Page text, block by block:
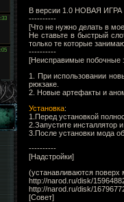
В версии 1.0 НОВАЯ
----------
[Что не нужно делать в
Не ставьте в быстрый
только те которые
----------
[Неисправимые
1. При использовании
рюкзаке.
2. Новые артефакты и
Установка:
1.Перед установкой
2.Запустите инсталлятор
3.После установки мода
----------
[Надстройки]
(устанавливаются поверх
http://narod.ru/disk/
http://narod.ru/disk/
[Совет]